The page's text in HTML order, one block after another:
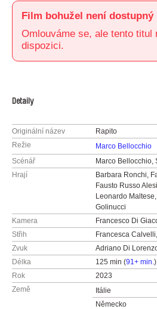
Film bohužel není dostupný
Omlouváme se, ale tento
dispozici.
Detaily
Originální název
Rapito
Režie
Marco Bellocchio
Scénář
Marco Bellocchio,
Hrají
Barbara Ronchi,
Fausto Russo
Leonardo
Golinucci
Kamera
Francesco Di
Střih
Francesca
Zvuk
Adriano Di
Délka
125 min (91+ min.)
Rok
2023
Země
Itálie
Německo